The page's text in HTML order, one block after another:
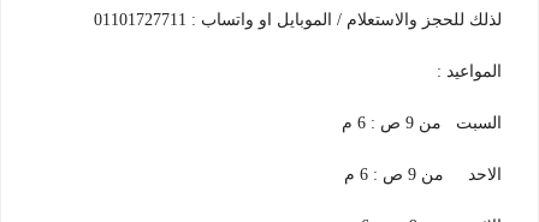
لذلك للحجز والاستعلام / الموبايل او واتساب : 01101727711
المواعيد :
السبت من 9 ص : 6 م
الاحد من 9 ص : 6 م